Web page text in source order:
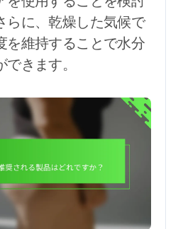
らに、乾燥した気候で
を維持することで水分
きます。